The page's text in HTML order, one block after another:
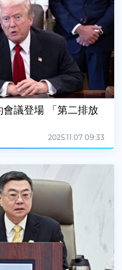
議登場 「第二排放
2025.11.07 09:33